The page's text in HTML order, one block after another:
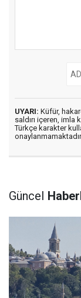
UYARI: Küfür,
saldırı içeren, imla
Türkçe karakter
Güncel